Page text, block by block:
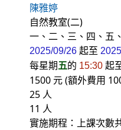
陳雅婷
自然教室(二)
一、二、三、四、五
2025/09/26起至
每星期五的 15:30起
1500 元 (額外費用
25 人
11 人
實施期程：上課次數